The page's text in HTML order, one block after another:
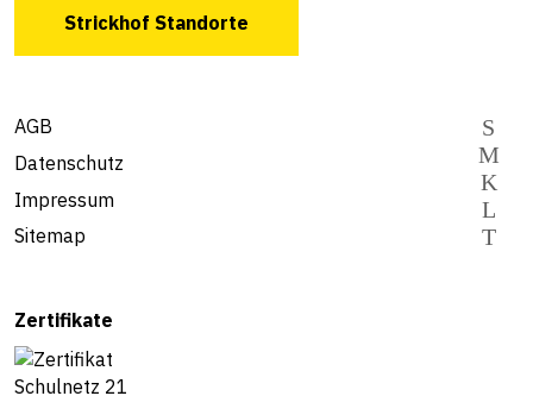
Strickhof Standorte
AGB
Datenschutz
Impressum
Sitemap
Zertifikate